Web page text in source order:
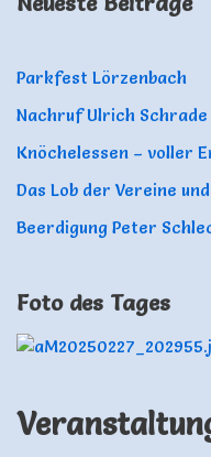
Parkfest Lörzenbach
Nachruf Ulrich Schrade
Knöchelessen – voller
Das Lob der Vereine
Beerdigung Peter
Foto des Tages